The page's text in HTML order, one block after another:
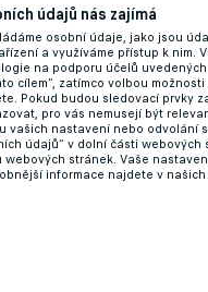
údajů nás zajímá
osobní údaje, jako jsou
a využíváme přístup k nim.
na podporu účelů
cílem“, zatímco volbou
Pokud budou sledovací prvky
pro vás nemusejí být
vašich nastavení nebo odvolání
údajů“ v dolní části
webových stránek. Vaše
informace najdete v